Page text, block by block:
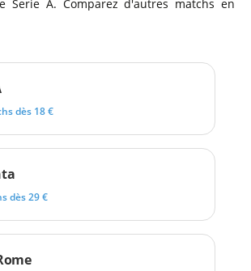
Serie A. Comparez d'autres matchs en
dès 18 €
dès 29 €